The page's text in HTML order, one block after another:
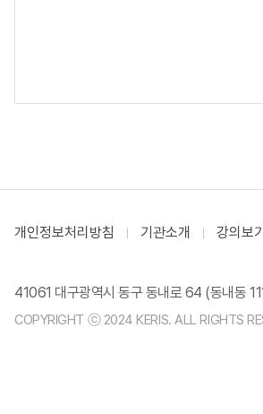
개인정보처리방침 기관소개 강의보
41061 대구광역시 동구 동내로 64 (동내동
COPYRIGHT ⓒ 2024 KERIS. ALL RIGHTS